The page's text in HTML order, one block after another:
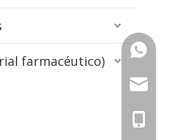
farmacéutico)
+86-